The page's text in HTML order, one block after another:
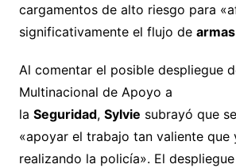
cargamentos de alto riesgo para
significativamente el flujo de armas
Al comentar el posible despliegue
Multinacional de Apoyo a
la Seguridad, Sylvie subrayó que
«apoyar el trabajo tan valiente que
realizando la policía». El